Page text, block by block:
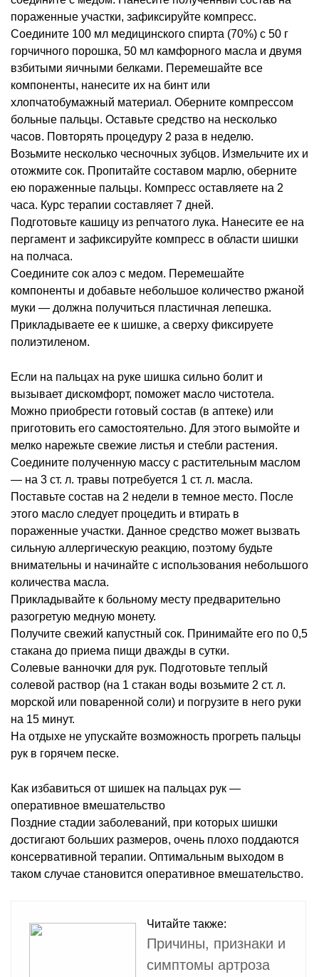
пораженные участки, зафиксируйте компресс.
Соедините 100 мл медицинского спирта (70%) с 50 г
горчичного порошка, 50 мл камфорного масла и двумя
взбитыми яичными белками. Перемешайте все
компоненты, нанесите их на бинт или
хлопчатобумажный материал. Оберните компрессом
больные пальцы. Оставьте средство на несколько
часов. Повторять процедуру 2 раза в неделю.
Возьмите несколько чесночных зубцов. Измельчите их и
отожмите сок. Пропитайте составом марлю, оберните
ею пораженные пальцы. Компресс оставляете на 2
часа. Курс терапии составляет 7 дней.
Подготовьте кашицу из репчатого лука. Нанесите ее на
пергамент и зафиксируйте компресс в области шишки
на полчаса.
Соедините сок алоэ с медом. Перемешайте
компоненты и добавьте небольшое количество ржаной
муки — должна получиться пластичная лепешка.
Прикладываете ее к шишке, а сверху фиксируете
полиэтиленом.
Если на пальцах на руке шишка сильно болит и
вызывает дискомфорт, поможет масло чистотела.
Можно приобрести готовый состав (в аптеке) или
приготовить его самостоятельно. Для этого вымойте и
мелко нарежьте свежие листья и стебли растения.
Соедините полученную массу с растительным маслом
— на 3 ст. л. травы потребуется 1 ст. л. масла.
Поставьте состав на 2 недели в темное место. После
этого масло следует процедить и втирать в
пораженные участки. Данное средство может вызвать
сильную аллергическую реакцию, поэтому будьте
внимательны и начинайте с использования небольшого
количества масла.
Прикладывайте к больному месту предварительно
разогретую медную монету.
Получите свежий капустный сок. Принимайте его по 0,5
стакана до приема пищи дважды в сутки.
Солевые ванночки для рук. Подготовьте теплый
солевой раствор (на 1 стакан воды возьмите 2 ст. л.
морской или поваренной соли) и погрузите в него руки
на 15 минут.
На отдыхе не упускайте возможность прогреть пальцы
рук в горячем песке.
Как избавиться от шишек на пальцах рук —
оперативное вмешательство
Поздние стадии заболеваний, при которых шишки
достигают больших размеров, очень плохо поддаются
консервативной терапии. Оптимальным выходом в
таком случае становится оперативное вмешательство.
Читайте также:
Причины, признаки и
симптомы артроза